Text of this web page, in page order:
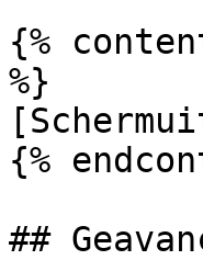
{%
%}
{%
##